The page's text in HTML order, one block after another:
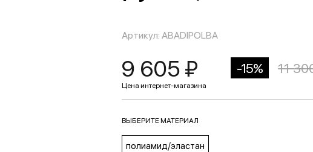
Артикул: ABADIPOLBA
9 605 ₽ -15% 11
ВЫБЕРИТЕ МАТЕРИАЛ
полиамид/эластан